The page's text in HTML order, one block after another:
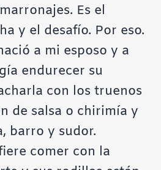
Es el
y el desafío. Por eso.
a mi esposo y a
endurecer su
con los truenos
de salsa o chirimía y
barro y sudor.
comer con la